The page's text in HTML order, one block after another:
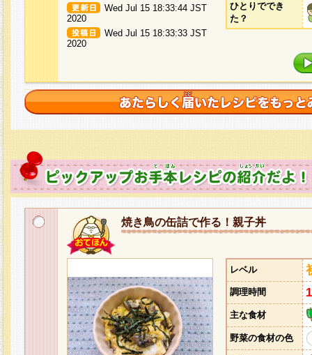
Wed Jul 15 18:33:44 JST
2020
Wed Jul 15 18:33:33 JST
2020
ひとりででき
た？
焼き鳥の缶詰で作る！親子丼
レベル
調理時間
主な食材
野菜の食材の色